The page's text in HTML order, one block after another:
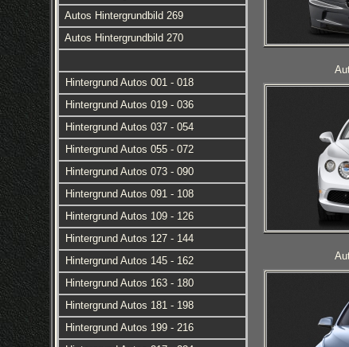
Autos Hintergrundbild 269
Autos Hintergrundbild 270
Hintergrund Autos 001 - 018
Hintergrund Autos 019 - 036
Hintergrund Autos 037 - 054
Hintergrund Autos 055 - 072
Hintergrund Autos 073 - 090
Hintergrund Autos 091 - 108
Hintergrund Autos 109 - 126
Hintergrund Autos 127 - 144
Hintergrund Autos 145 - 162
Hintergrund Autos 163 - 180
Hintergrund Autos 181 - 198
Hintergrund Autos 199 - 216